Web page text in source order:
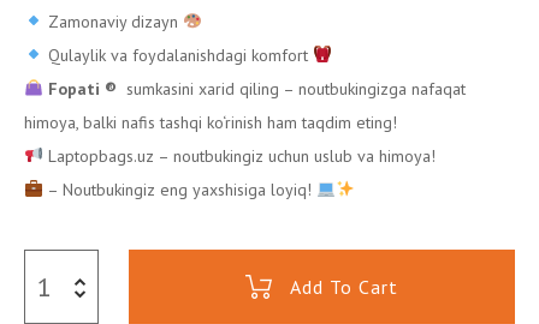
Zamonaviy dizayn
Qulaylik va foydalanishdagi komfort
Fopati ®️ sumkasini xarid qiling – noutbukingizga nafaqat
himoya, balki nafis tashqi ko‘rinish ham taqdim eting!
Laptopbags.uz – noutbukingiz uchun uslub va himoya!
– Noutbukingiz eng yaxshisiga loyiq!
Add To Cart